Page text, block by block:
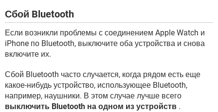
Сбой Bluetooth
Если возникли проблемы с соединением Apple Watch и
iPhone по Bluetooth, выключите оба устройства и снова
включите их.
Сбой Bluetooth часто случается, когда рядом есть еще
какое-нибудь устройство, использующее Bluetooth,
например, наушники. В этом случае лучше всего
выключить Bluetooth на одном из устройств .